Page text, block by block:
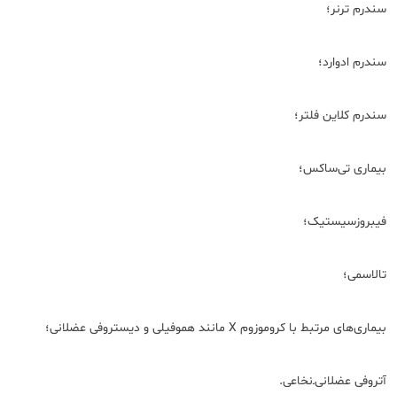
سندرم ترنر؛
سندرم ادوارد؛
سندرم کلاین فلتر؛
بیماری تی‌ساکس؛
فیبروز‌سیستیک؛
تالاسمی؛
بیماری‌‌‌های مرتبط با کروموزوم X مانند هموفیلی و دیستروفی عضلانی؛
آتروفی عضلانی‌ـ‌نخاعی.